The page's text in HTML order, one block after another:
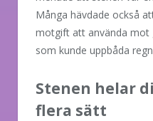
Många hävdade också
motgift att använda mot
som kunde uppbåda
Stenen helar
flera sätt